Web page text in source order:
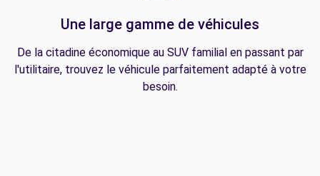
Une large gamme de véhicules
De la citadine économique au SUV familial en passant par
l'utilitaire, trouvez le véhicule parfaitement adapté à votre
besoin.